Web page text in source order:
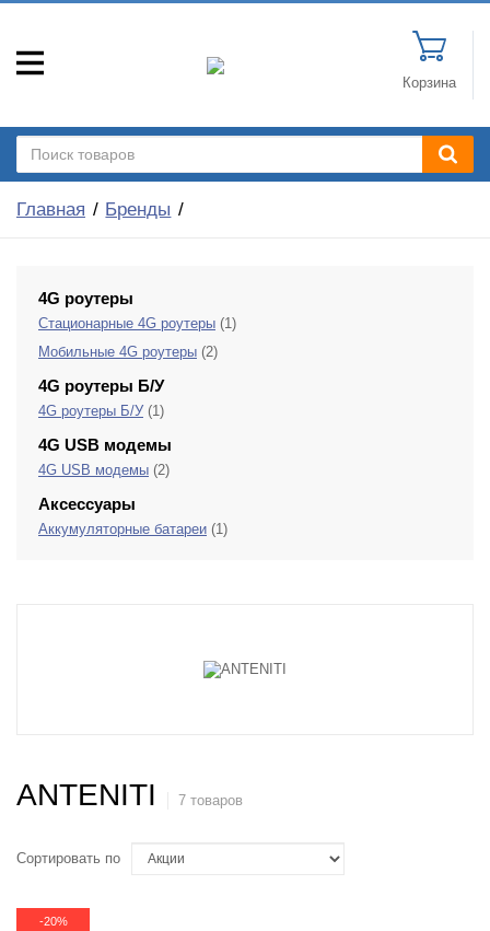
Корзина
Главная Бренды
4G роутеры
Стационарные 4G роутеры (1)
Мобильные 4G роутеры (2)
4G роутеры Б/У
4G роутеры Б/У (1)
4G USB модемы
4G USB модемы (2)
Аксессуары
Аккумуляторные батареи (1)
ANTENITI 7 товаров
Сортировать по
-20%